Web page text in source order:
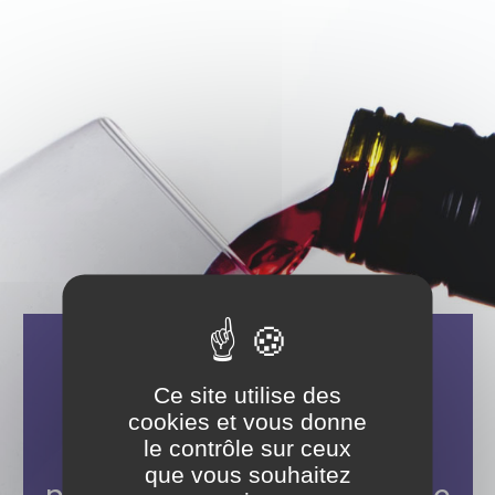
Ia Ora Na !
Veuillez vérifier votre âge
Ce site utilise des
cookies et vous donne
le contrôle sur ceux
que vous souhaitez